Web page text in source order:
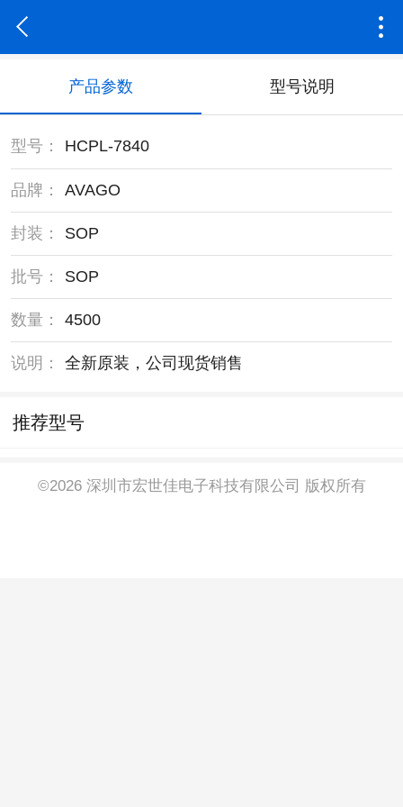
产品参数 型号说明
型号： HCPL-7840
品牌： AVAGO
封装： SOP
批号： SOP
数量： 4500
说明： 全新原装，公司现货销售
推荐型号
©2026 深圳市宏世佳电子科技有限公司 版权所有